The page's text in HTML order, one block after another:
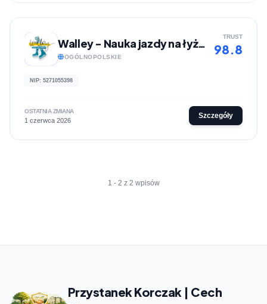
Walley - Nauka jazdy na łyżwach
OGÓLNOPOLSKIE
TRUST
98.8
NIP: 5271055398
OSTATNIA ZMIANA
1 czerwca 2026
Szczegóły
1 - 2 z 2 wpisów
Przystanek Korczak | Cech